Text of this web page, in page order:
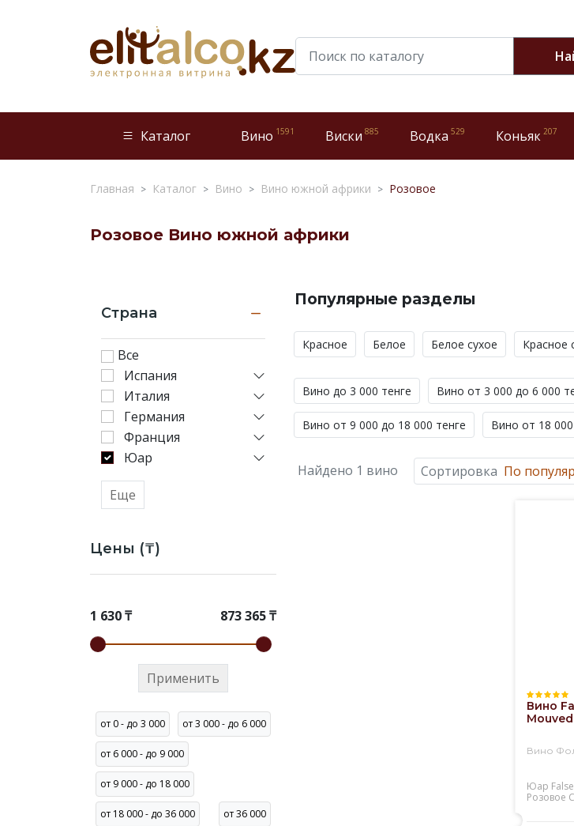
Каталог Вино 1591 Виски 885 Водка 529 Коньяк 207
Главная Каталог Вино Вино южной африки Розовое
Розовое Вино южной африки
южной
африки
по
цене
от
630
до
873
—
Купили
Розовое
южной
на
Elitalco.kz
100
раз.
Доставка
вина
в
Алматы
Страна
Все
Испания
Италия
Германия
Франция
Юар
Еще
Цены (₸)
1 630 ₸ 873 365 ₸
Применить
от 0 - до 3 000 от 3 000 - до 6 000
от 6 000 - до 9 000
от 9 000 - до 18 000
от 18 000 - до 36 000 от 36 000
Популярные разделы
Красное Белое Белое сухое Красное
Вино до 3 000 тенге Вино от 3 000 до 6 000
Вино от 9 000 до 18 000 тенге Вино от 18
Найдено 1 вино Сортировка
Вино
Вино
Юар
Розовое